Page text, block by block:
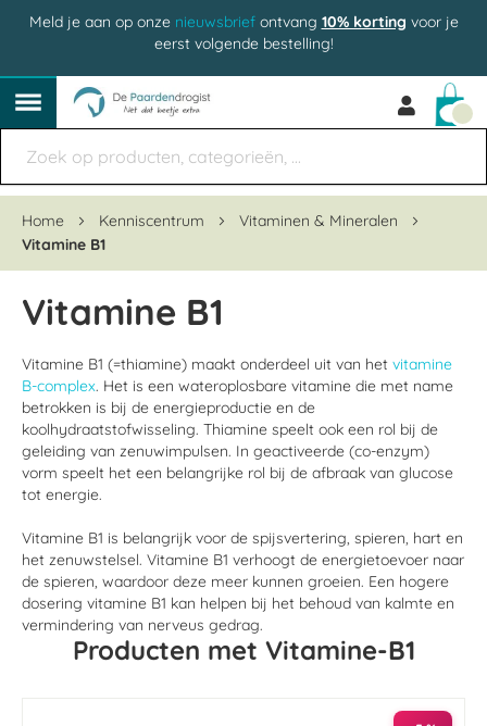
Meld je aan op onze nieuwsbriefontvang 10% korting voor je
eerst volgende bestelling!
Home Kenniscentrum
Vitaminen & Mineralen
Vitamine B1
Vitamine B1
Vitamine B1 (=thiamine) maakt onderdeel uit van het vitamine
B-complex. Het is een wateroplosbare vitamine die met name
betrokken is bij de energieproductie en de
koolhydraatstofwisseling. Thiamine speelt ook een rol bij de
geleiding van zenuwimpulsen. In geactiveerde (co-enzym)
vorm speelt het een belangrijke rol bij de afbraak van glucose
tot energie.
Vitamine B1 is belangrijk voor de spijsvertering, spieren, hart en
het zenuwstelsel. Vitamine B1 verhoogt de energietoevoer naar
de spieren, waardoor deze meer kunnen groeien. Een hogere
dosering vitamine B1 kan helpen bij het behoud van kalmte en
vermindering van nerveus gedrag.
Producten met Vitamine-B1